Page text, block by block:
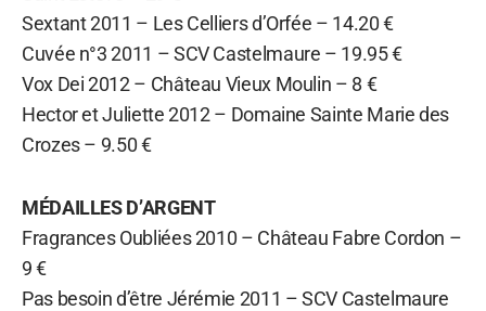
Sextant 2011 – Les Celliers d’Orfée – 14.20 €
Cuvée n°3 2011 – SCV Castelmaure – 19.95 €
Vox Dei 2012 – Château Vieux Moulin – 8 €
Hector et Juliette 2012 – Domaine Sainte Marie des
Crozes – 9.50 €
MÉDAILLES D’ARGENT
Fragrances Oubliées 2010 – Château Fabre Cordon –
9 €
Pas besoin d’être Jérémie 2011 – SCV Castelmaure